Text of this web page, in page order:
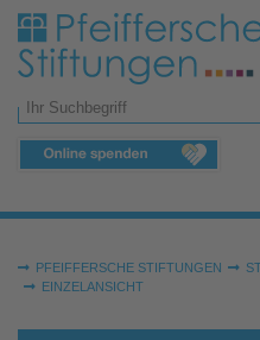
Zum Hauptinhalt springen
Suchformular
Sie sind hier:
PFEIFFERSCHE STIFTUNGEN
EINZELANSICHT